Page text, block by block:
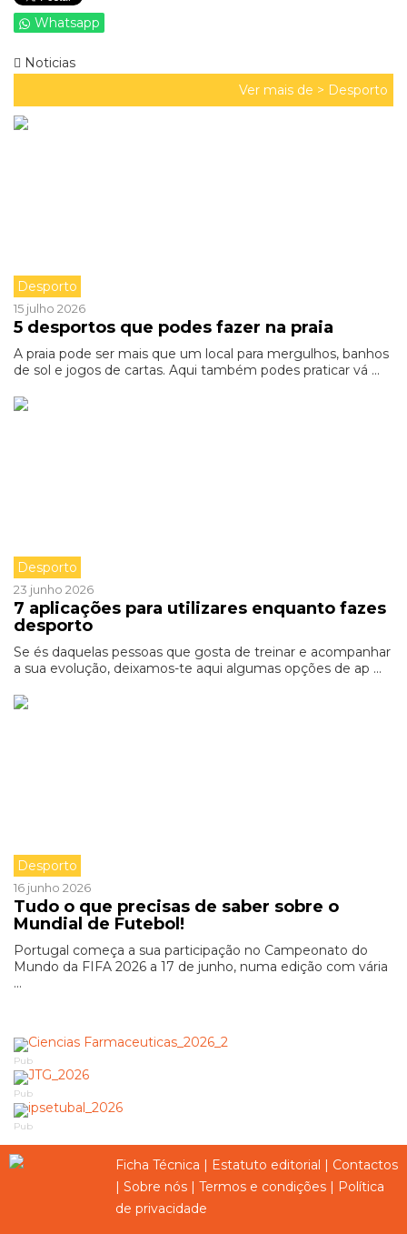
Whatsapp
Noticias
Ver mais de > Desporto
Desporto
15 julho 2026
5 desportos que podes fazer na praia
A praia pode ser mais que um local para mergulhos, banhos
de sol e jogos de cartas. Aqui também podes praticar vá ...
Desporto
23 junho 2026
7 aplicações para utilizares enquanto fazes
desporto
Se és daquelas pessoas que gosta de treinar e acompanhar
a sua evolução, deixamos-te aqui algumas opções de ap ...
Desporto
16 junho 2026
Tudo o que precisas de saber sobre o
Mundial de Futebol!
Portugal começa a sua participação no Campeonato do
Mundo da FIFA 2026 a 17 de junho, numa edição com vária
...
Pub
Pub
Pub
Ficha Técnica | Estatuto editorial | Contactos
| Sobre nós | Termos e condições | Política
de privacidade